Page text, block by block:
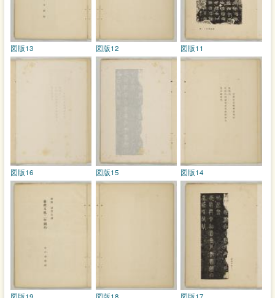
図版11
図版12
図版13
図版14
図版15
図版16